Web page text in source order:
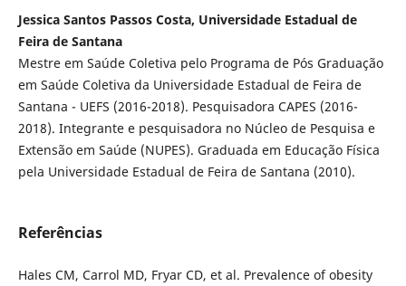
Jessica Santos Passos Costa, Universidade Estadual de
Feira de Santana
Mestre em Saúde Coletiva pelo Programa de Pós Graduação
em Saúde Coletiva da Universidade Estadual de Feira de
Santana - UEFS (2016-2018). Pesquisadora CAPES (2016-
2018). Integrante e pesquisadora no Núcleo de Pesquisa e
Extensão em Saúde (NUPES). Graduada em Educação Física
pela Universidade Estadual de Feira de Santana (2010).
Referências
Hales CM, Carrol MD, Fryar CD, et al. Prevalence of obesity